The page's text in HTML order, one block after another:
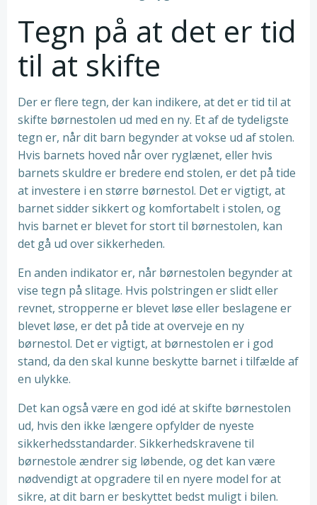
Tegn på at det er tid
til at skifte
Der er flere tegn, der kan indikere, at det er tid til at
skifte børnestolen ud med en ny. Et af de tydeligste
tegn er, når dit barn begynder at vokse ud af stolen.
Hvis barnets hoved når over ryglænet, eller hvis
barnets skuldre er bredere end stolen, er det på tide
at investere i en større børnestol. Det er vigtigt, at
barnet sidder sikkert og komfortabelt i stolen, og
hvis barnet er blevet for stort til børnestolen, kan
det gå ud over sikkerheden.
En anden indikator er, når børnestolen begynder at
vise tegn på slitage. Hvis polstringen er slidt eller
revnet, stropperne er blevet løse eller beslagene er
blevet løse, er det på tide at overveje en ny
børnestol. Det er vigtigt, at børnestolen er i god
stand, da den skal kunne beskytte barnet i tilfælde af
en ulykke.
Det kan også være en god idé at skifte børnestolen
ud, hvis den ikke længere opfylder de nyeste
sikkerhedsstandarder. Sikkerhedskravene til
børnestole ændrer sig løbende, og det kan være
nødvendigt at opgradere til en nyere model for at
sikre, at dit barn er beskyttet bedst muligt i bilen.